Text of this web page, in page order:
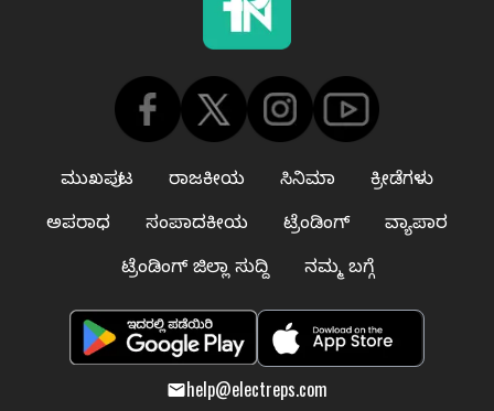
ಮುಖಪುಟ ರಾಜಕೀಯ ಸಿನಿಮಾ
ಕ್ರೀಡೆಗಳು
ಅಪರಾಧ
ಸಂಪಾದಕೀಯ ಟ್ರೆಂಡಿಂಗ್
ವ್ಯಾಪಾರ
ಟ್ರೆಂಡಿಂಗ್ ಜಿಲ್ಲಾ ಸುದ್ದಿ
ನಮ್ಮ ಬಗ್ಗೆ
help@electreps.com